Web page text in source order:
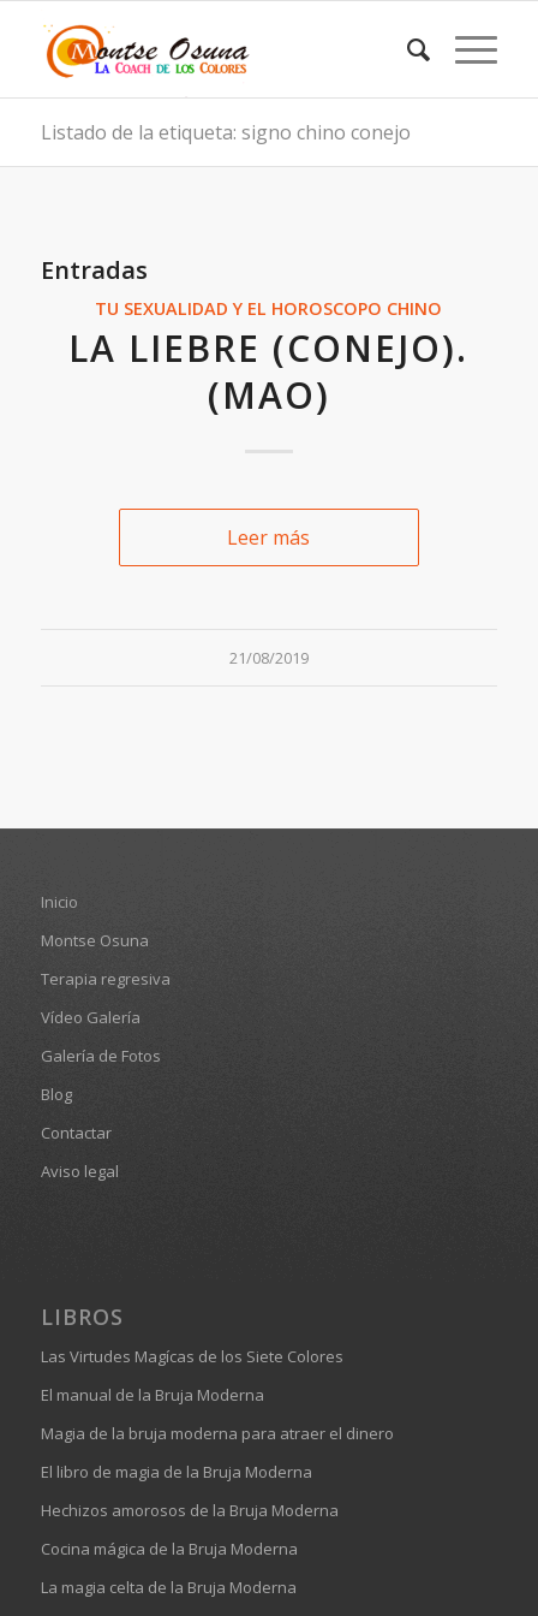
Listado de la etiqueta: signo chino conejo
Entradas
TU SEXUALIDAD Y EL HOROSCOPO CHINO
LA LIEBRE (CONEJO).
(MAO)
Leer más
21/08/2019
Inicio
Montse Osuna
Terapia regresiva
Vídeo Galería
Galería de Fotos
Blog
Contactar
Aviso legal
LIBROS
Las Virtudes Magícas de los Siete Colores
El manual de la Bruja Moderna
Magia de la bruja moderna para atraer el dinero
El libro de magia de la Bruja Moderna
Hechizos amorosos de la Bruja Moderna
Cocina mágica de la Bruja Moderna
La magia celta de la Bruja Moderna